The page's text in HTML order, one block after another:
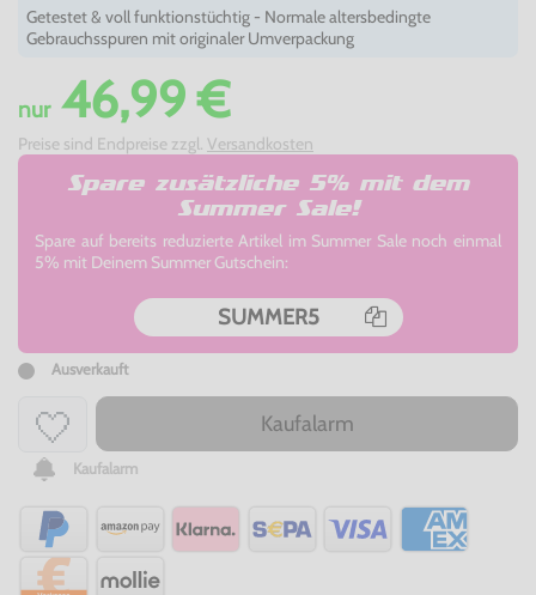
Getestet & voll funktionstüchtig - Normale altersbedingte
Gebrauchsspuren mit originaler Umverpackung
nur46,99 €
Preise sind Endpreise zzgl. Versandkosten
Spare zusätzliche 5% mit dem
Summer Sale!
Spare auf bereits reduzierte Artikel im Summer Sale noch einmal
5% mit Deinem Summer Gutschein:
SUMMER5
Ausverkauft
Kaufalarm
Kaufalarm